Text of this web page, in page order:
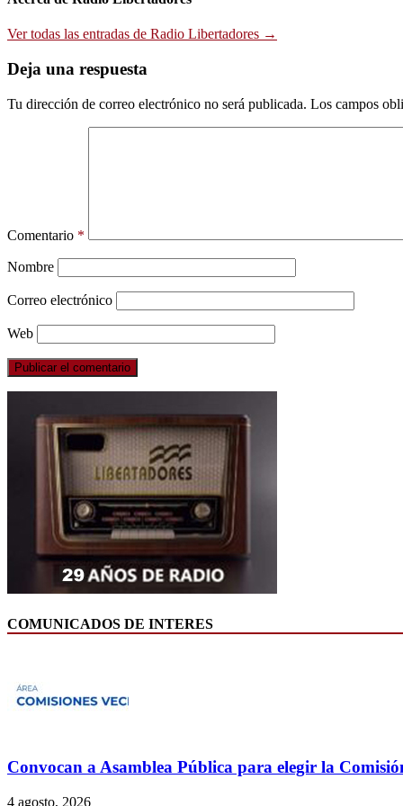
Ver todas las entradas de Radio Libertadores →
Deja una respuesta
Tu dirección de correo electrónico no será publicada. Los campos
Comentario *
Nombre
Correo electrónico
Web
COMUNICADOS DE INTERES
Convocan a Asamblea Pública para elegir la
4 agosto, 2026